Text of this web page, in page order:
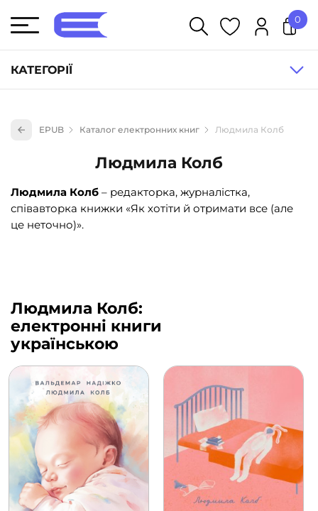
КАТЕГОРІЇ
Книги для дітей (833)
Книги для підлітків (240)
Науково-популярна література (1015)
Навчальна література та посібники (527)
Енциклопедії, довідники, словники (55)
0
EPUB Каталог електронних книг Людмила Колб
Людмила Колб
Людмила Колб – редакторка, журналістка,
співавторка книжки «Як хотіти й отримати все (але
це неточно)».
Людмила Колб:
електронні книги
українською